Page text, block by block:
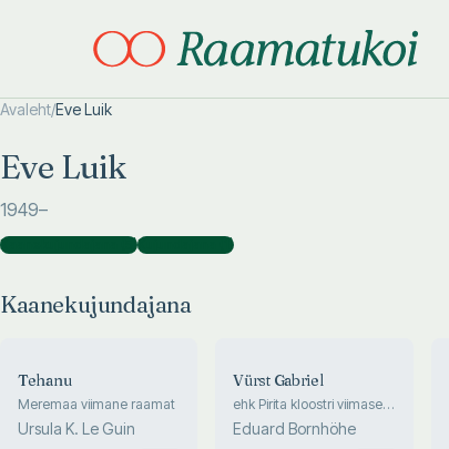
Avaleht/Eve Luik
Eve Luik
1949–
Kaanekujundajana )Kujundajana )
Kaanekujundajana
Tehanu
Meremaa viimane raamat
Ursula K. Le Guin
Vürst Gabriel
ehk Pirita kloostri viimased
päevad. Ajalooline
jutustus suurest Liivi sõjast
Eduard Bornhöhe